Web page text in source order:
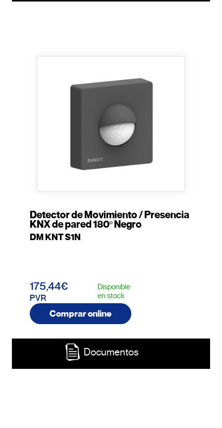
Detector de Movimiento / Presencia
KNX de pared 180º Negro
DM KNT S1N
175,44€
PVR
Disponible
en stock
Comprar online
Documentos